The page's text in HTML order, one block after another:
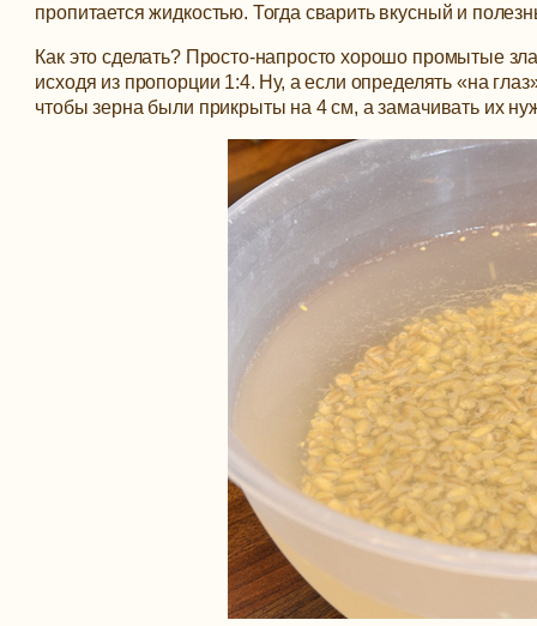
пропитается жидкостью. Тогда сварить вкусный и
Как это сделать? Просто-напросто хорошо промытые
исходя из пропорции 1:4. Ну, а если определять «на
чтобы зерна были прикрыты на 4 см, а замачивать их